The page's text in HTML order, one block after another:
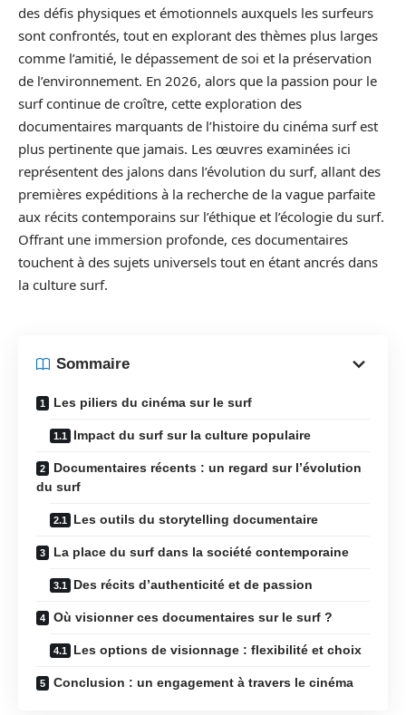
des défis physiques et émotionnels auxquels les surfeurs
sont confrontés, tout en explorant des thèmes plus larges
comme l’amitié, le dépassement de soi et la préservation
de l’environnement. En 2026, alors que la passion pour le
surf continue de croître, cette exploration des
documentaires marquants de l’histoire du cinéma surf est
plus pertinente que jamais. Les œuvres examinées ici
représentent des jalons dans l’évolution du surf, allant des
premières expéditions à la recherche de la vague parfaite
aux récits contemporains sur l’éthique et l’écologie du surf.
Offrant une immersion profonde, ces documentaires
touchent à des sujets universels tout en étant ancrés dans
la culture surf.
Sommaire
Les piliers du cinéma sur le surf
Impact du surf sur la culture populaire
Documentaires récents : un regard sur l’évolution
du surf
Les outils du storytelling documentaire
La place du surf dans la société contemporaine
Des récits d’authenticité et de passion
Où visionner ces documentaires sur le surf ?
Les options de visionnage : flexibilité et choix
Conclusion : un engagement à travers le cinéma